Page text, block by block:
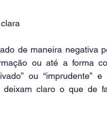
de maneira
ou até a forma
ou “imprudente”
deixam claro o que de